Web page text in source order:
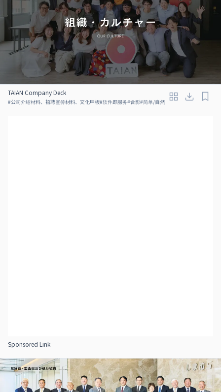
TAIAN Company Deck
#公司介绍材料、招聘宣传材料、文化甲板#软件即服务#合影#简单/自然
Sponsored Link